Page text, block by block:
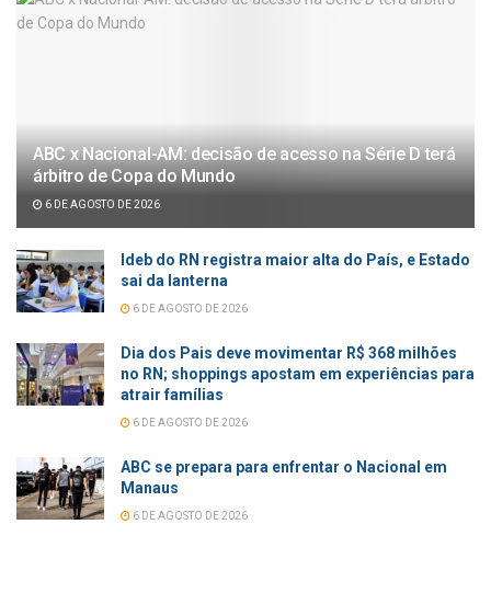
ABC x Nacional-AM: decisão de acesso na Série D terá
árbitro de Copa do Mundo
6 DE AGOSTO DE 2026
Ideb do RN registra maior alta do País, e Estado
sai da lanterna
6 DE AGOSTO DE 2026
Dia dos Pais deve movimentar R$ 368 milhões
no RN; shoppings apostam em experiências para
atrair famílias
6 DE AGOSTO DE 2026
ABC se prepara para enfrentar o Nacional em
Manaus
6 DE AGOSTO DE 2026